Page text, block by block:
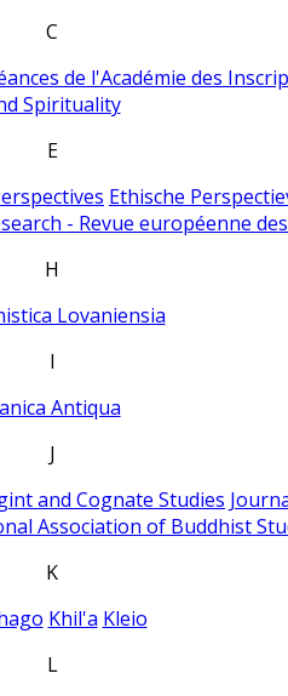
C
de l'Académie des
Spirituality
E
Ethische
- Revue européenne
H
Lovaniensia
I
Antiqua
J
and Cognate Studies
Association of Buddhist
K
Khil'a Kleio
L